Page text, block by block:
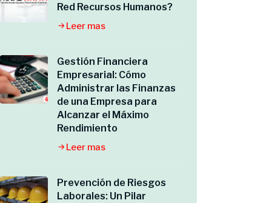
Red Recursos Humanos?
Leer mas
Gestión Financiera
Empresarial: Cómo
Administrar las Finanzas
de una Empresa para
Alcanzar el Máximo
Rendimiento
Leer mas
Prevención de Riesgos
Laborales: Un Pilar